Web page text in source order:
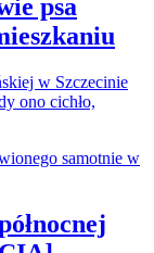
psa
w Szczecinie
ono cichło,